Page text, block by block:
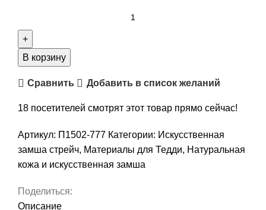
В корзину
Сравнить Добавить в список желаний
18 посетителей смотрят этот товар прямо сейчас!
Артикул: П1502-777 Категории: Искусственная
замша стрейч, Материалы для Тедди, Натуральная
кожа и искусственная замша
Поделиться:
Описание